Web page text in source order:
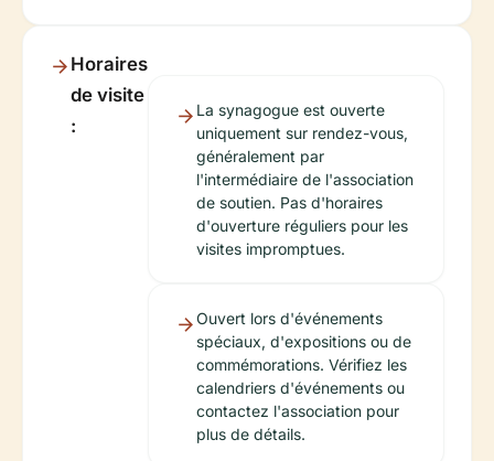
Horaires
de visite
:
La synagogue est ouverte
uniquement sur rendez-vous,
généralement par
l'intermédiaire de l'association
de soutien. Pas d'horaires
d'ouverture réguliers pour les
visites impromptues.
Ouvert lors d'événements
spéciaux, d'expositions ou de
commémorations. Vérifiez les
calendriers d'événements ou
contactez l'association pour
plus de détails.